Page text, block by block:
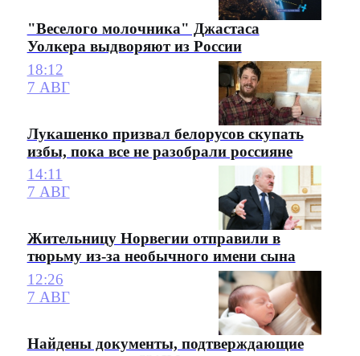
"Веселого молочника" Джастаса
Уолкера выдворяют из России
18:12
7 АВГ
Лукашенко призвал белорусов скупать
избы, пока все не разобрали россияне
14:11
7 АВГ
Жительницу Норвегии отправили в
тюрьму из-за необычного имени сына
12:26
7 АВГ
Найдены документы, подтверждающие